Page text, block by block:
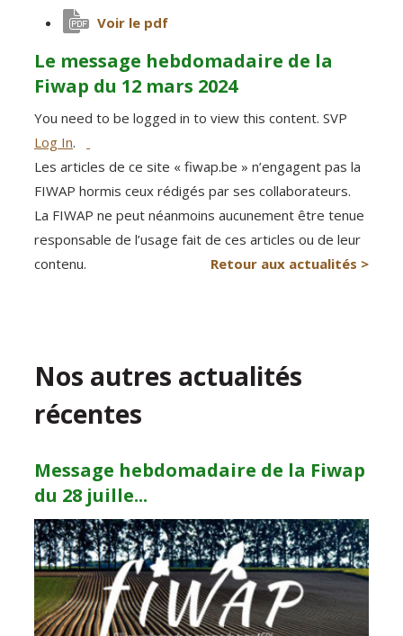
Voir le pdf
Le message hebdomadaire de la
Fiwap du 12 mars 2024
You need to be logged in to view this content. SVP
Log In.
Les articles de ce site « fiwap.be » n’engagent pas la
FIWAP hormis ceux rédigés par ses collaborateurs.
La FIWAP ne peut néanmoins aucunement être tenue
responsable de l’usage fait de ces articles ou de leur
contenu.
Retour aux actualités >
Nos autres actualités
récentes
Message hebdomadaire de la Fiwap
du 28 juille...